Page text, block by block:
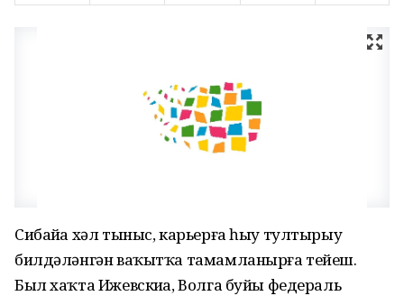
Сибайҙа хәл тыныс, карьерға һыу тултырыу
билдәләнгән ваҡытҡа тамамланырға тейеш.
Был хаҡта Ижевскиҙа, Волга буйы федераль